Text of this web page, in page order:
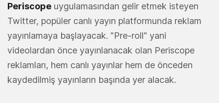
Periscope uygulamasından gelir etmek isteyen
Twitter, popüler canlı yayın platformunda reklam
yayınlamaya başlayacak. "Pre-roll" yani
videolardan önce yayınlanacak olan Periscope
reklamları, hem canlı yayınlar hem de önceden
kaydedilmiş yayınların başında yer alacak.